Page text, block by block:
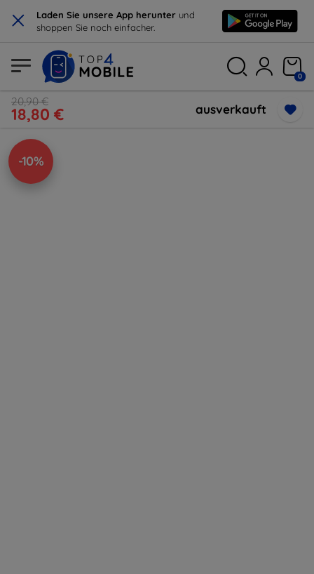
× Laden Sie unsere App herunter und
shoppen Sie noch einfacher.
0
20,90 €
18,80 € ausverkauft
-10%